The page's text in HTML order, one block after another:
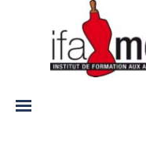
Sauter le menu